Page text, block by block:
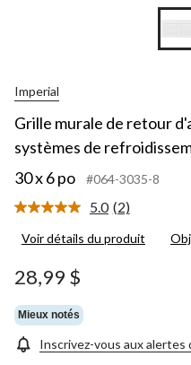
Imperial
Grille murale de retour
systèmes de
30 x 6 po
#064-3035-8
5.0 Lire
2
(2)
Voir détails du produit
28,99 $
Mieux notés
Inscrivez-vous aux alertes